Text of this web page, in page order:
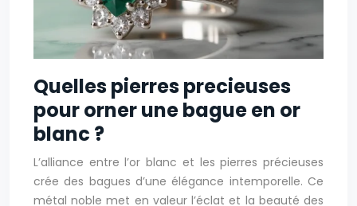
Quelles pierres precieuses
pour orner une bague en or
blanc ?
L’alliance entre l’or blanc et les pierres précieuses
crée des bagues d’une élégance intemporelle. Ce
métal noble met en valeur l’éclat et la beauté des